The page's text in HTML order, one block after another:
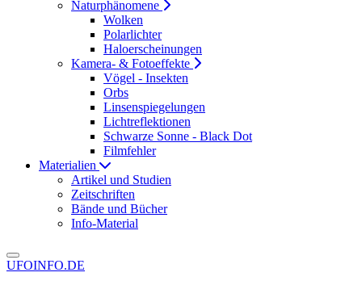
Naturphänomene
Wolken
Polarlichter
Haloerscheinungen
Kamera- & Fotoeffekte
Vögel - Insekten
Orbs
Linsenspiegelungen
Lichtreflektionen
Schwarze Sonne - Black Dot
Filmfehler
Materialien
Artikel und Studien
Zeitschriften
Bände und Bücher
Info-Material
UFOINFO.DE